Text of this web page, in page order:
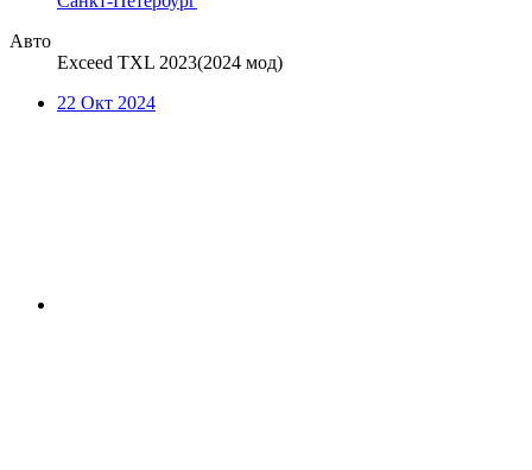
Авто
Exceed TXL 2023(2024 мод)
22 Окт 2024